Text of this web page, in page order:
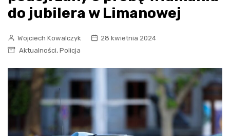
do jubilera w Limanowej
Wojciech Kowalczyk
28 kwietnia 2024
Aktualności, Policja